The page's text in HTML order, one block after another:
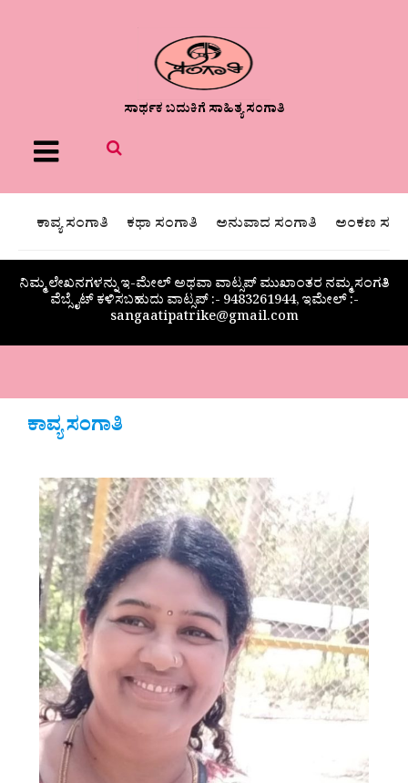
ಸಾರ್ಥಕ ಬದುಕಿಗೆ ಸಾಹಿತ್ಯ ಸಂಗಾತಿ
Menu
ಕಾವ್ಯ ಸಂಗಾತಿ ಕಥಾ ಸಂಗಾತಿ ಅನುವಾದ ಸಂಗಾತಿ ಅಂಕಣ
ನಿಮ್ಮ ಲೇಖನಗಳನ್ನು ಇ-ಮೇಲ್ ಅಥವಾ ವಾಟ್ಸಪ್ ಮುಖಾಂತರ ನಮ್ಮ ಸಂಗತಿ
ವೆಬ್ಸೈಟ್ ಕಳಿಸಬಹುದು ವಾಟ್ಸಪ್‌ :- 9483261944, ಇಮೇಲ್ :-
sangaatipatrike@gmail.com
ಕಾವ್ಯ ಸಂಗಾತಿ